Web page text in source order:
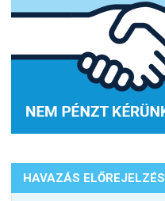
HAVAZÁS ELŐREJELZÉS